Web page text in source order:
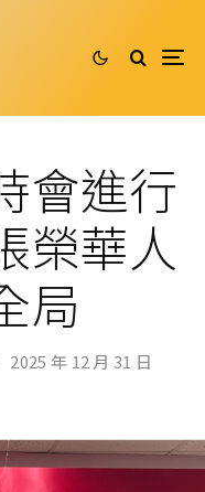
會進行
榮華人
局
2025 年 12 月 31 日